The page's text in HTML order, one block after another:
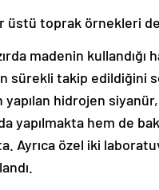
üstü toprak örnekleri
madenin
sürekli takip edildiğini
hidrojen
yapılmakta hem de
Ayrıca özel iki